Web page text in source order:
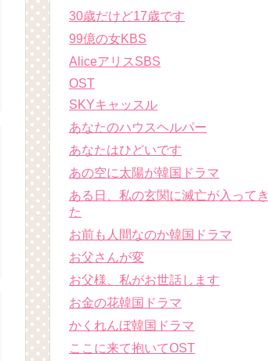
30歳だけど17歳です
99億の女KBS
AliceアリスSBS
OST
SKYキャッスル
あなたのハウスヘルパー
あなたはひどいです
あの空に太陽が韓国ドラマ
ある日、私の玄関に滅亡が入ってき
た
お前も人間なのか韓国ドラマ
お父さんが変
お父様、私がお世話します
お金の花韓国ドラマ
かくれんぼ韓国ドラマ
ここに来て抱いてOST